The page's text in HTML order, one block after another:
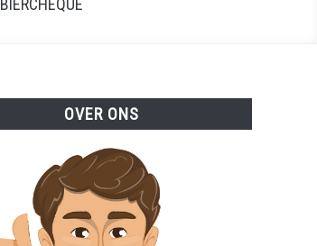
BIERCHEQUE
OVER ONS